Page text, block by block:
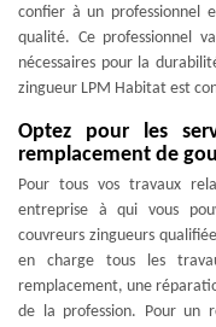
confier à un professionnel
qualité. Ce professionnel
nécessaires pour la
zingueur LPM Habitat est
Optez pour les
remplacement de
Pour tous vos travaux
entreprise à qui vous
couvreurs zingueurs
en charge tous les
remplacement, une
de la profession. Pour un